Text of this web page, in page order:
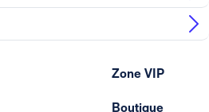
Zone VIP
Boutique